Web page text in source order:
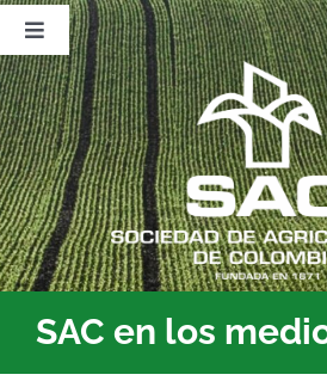
Saltar
contenido
Toggle
Navigation
Nosotros
Publicaciones
Sala de Prensa
Eventos
SAC en los